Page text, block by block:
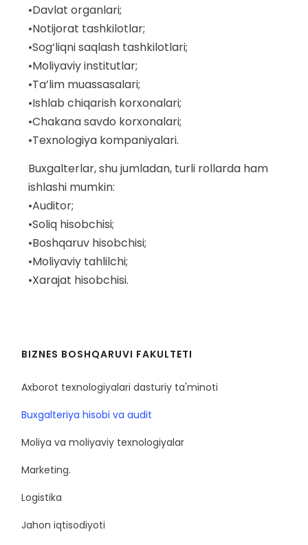
•Davlat organlari;
•Notijorat tashkilotlar;
•Sog‘liqni saqlash tashkilotlari;
•Moliyaviy institutlar;
•Ta’lim muassasalari;
•Ishlab chiqarish korxonalari;
•Chakana savdo korxonalari;
•Texnologiya kompaniyalari.
Buxgalterlar, shu jumladan, turli rollarda ham
ishlashi mumkin:
•Auditor;
•Soliq hisobchisi;
•Boshqaruv hisobchisi;
•Moliyaviy tahlilchi;
•Xarajat hisobchisi.
BIZNES BOSHQARUVI FAKULTETI
Axborot texnologiyalari dasturiy ta'minoti
Buxgalteriya hisobi va audit
Moliya va moliyaviy texnologiyalar
Marketing.
Logistika
Jahon iqtisodiyoti